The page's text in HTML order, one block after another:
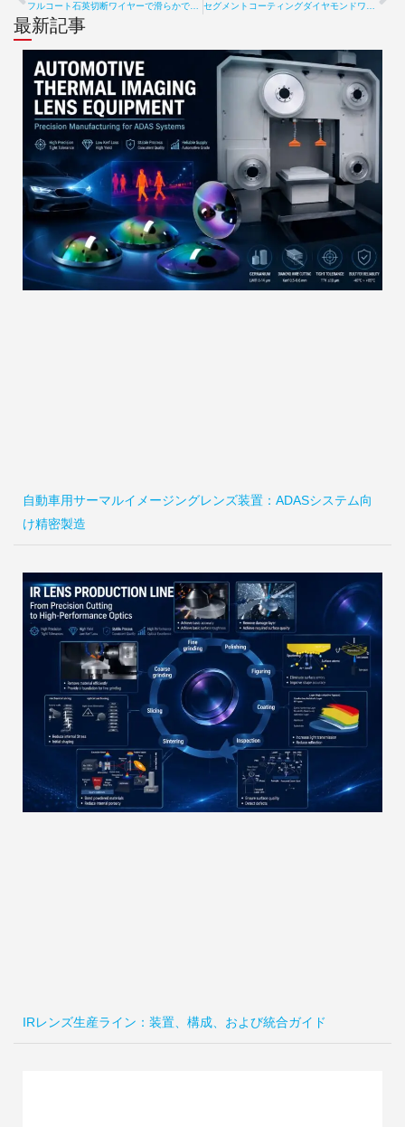
フルコート石英切断ワイヤーで滑らかできれいなスライス セグメントコーティングダイヤモンドワイヤーロープの価格に影響を与えるものは？ サイズ、コーティング、仕様
最新記事
自動車用サーマルイメージングレンズ装置：ADASシステム向
け精密製造
IRレンズ生産ライン：装置、構成、および統合ガイド